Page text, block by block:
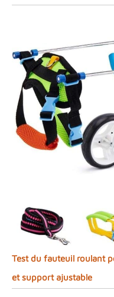
Test du fauteuil roulant
et support ajustable